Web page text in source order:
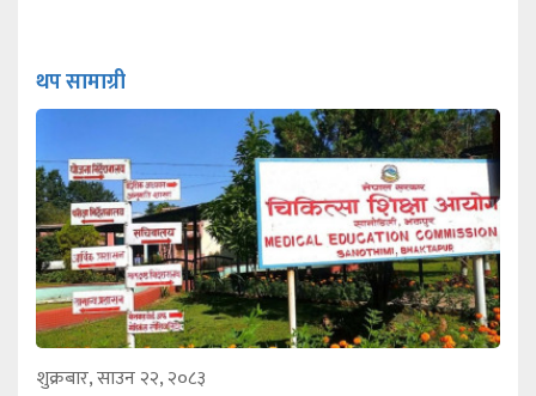
थप सामाग्री
शुक्रबार, साउन २२, २०८३